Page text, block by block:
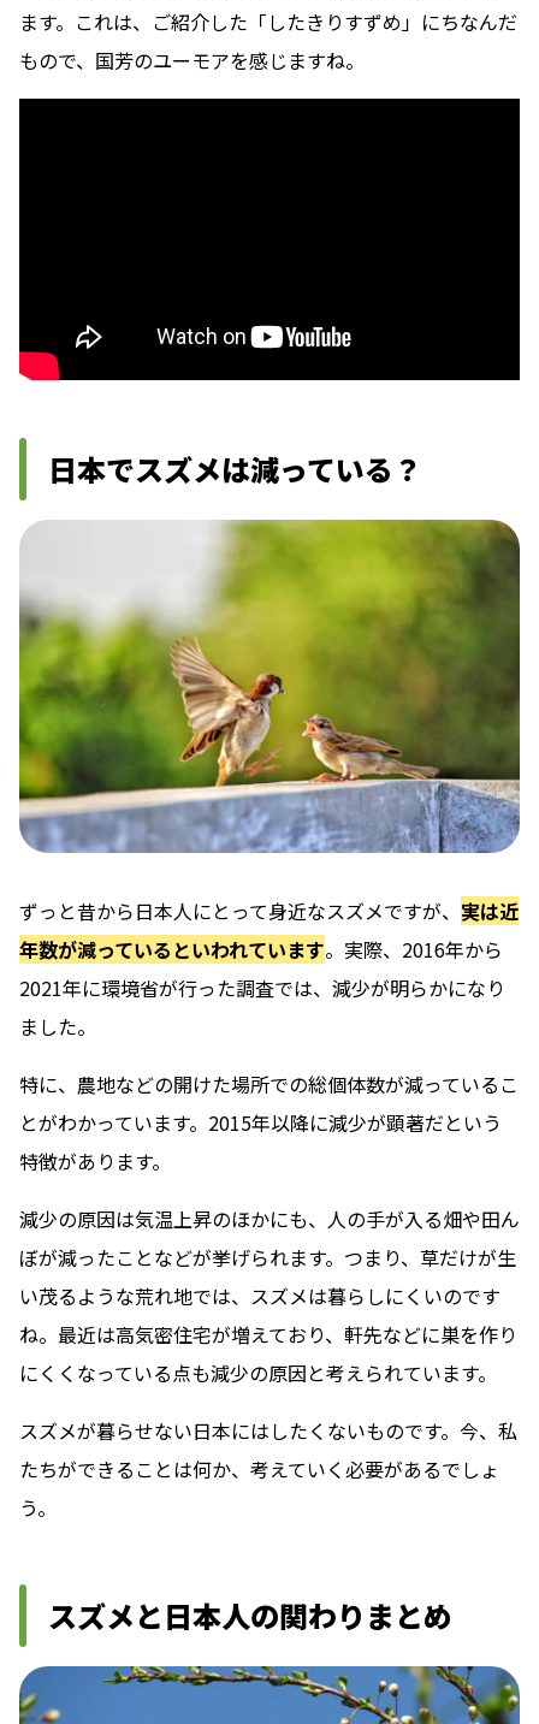
ます。これは、ご紹介した「したきりすずめ」にちなんだ
もので、国芳のユーモアを感じますね。
日本でスズメは減っている？
ずっと昔から日本人にとって身近なスズメですが、 実は近
年数が減っているといわれています。実際、2016年から
2021年に環境省が行った調査では、減少が明らかになり
ました。
特に、農地などの開けた場所での総個体数が減っているこ
とがわかっています。2015年以降に減少が顕著だという
特徴があります。
減少の原因は気温上昇のほかにも、人の手が入る畑や田ん
ぼが減ったことなどが挙げられます。つまり、草だけが生
い茂るような荒れ地では、スズメは暮らしにくいのです
ね。最近は高気密住宅が増えており、軒先などに巣を作り
にくくなっている点も減少の原因と考えられています。
スズメが暮らせない日本にはしたくないものです。今、私
たちができることは何か、考えていく必要があるでしょ
う。
スズメと日本人の関わりまとめ